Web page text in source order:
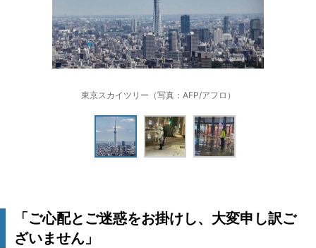
東京スカイツリー（写真：AFP/アフロ）
「ご心配とご迷惑をお掛けし、大変申し訳ご
ざいません」